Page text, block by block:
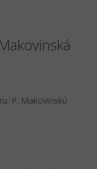
P. Makovinskú